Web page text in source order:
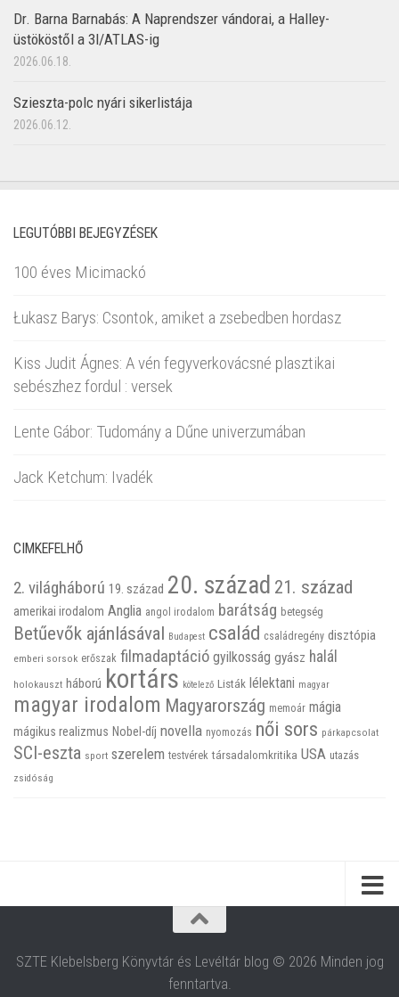
Dr. Barna Barnabás: A Naprendszer vándorai, a Halley-
üstököstől a 3I/ATLAS-ig
2026.06.18.
Szieszta-polc nyári sikerlistája
2026.06.12.
LEGUTÓBBI BEJEGYZÉSEK
100 éves Micimackó
Łukasz Barys: Csontok, amiket a zsebedben hordasz
Kiss Judit Ágnes: A vén fegyverkovácsné plasztikai
sebészhez fordul : versek
Lente Gábor: Tudomány a Dűne univerzumában
Jack Ketchum: Ivadék
CIMKEFELHŐ
2. világháború 19. század 20. század 21. század
amerikai irodalom Anglia angol irodalom barátság betegség
Betűevők ajánlásával Budapest család családregény disztópia
emberi sorsok erőszak filmadaptáció gyilkosság gyász halál
holokauszt háború kortárs kötelező Listák lélektani magyar
magyar irodalom Magyarország memoár mágia
mágikus realizmus Nobel-díj novella nyomozás női sors párkapcsolat
SCI-eszta sport szerelem testvérek társadalomkritika USA utazás
zsidóság
SZTE Klebelsberg Könyvtár és Levéltár blog © 2026 Minden jog
fenntartva.